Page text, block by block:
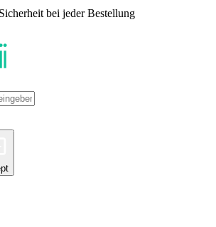
bei jeder Bestellung